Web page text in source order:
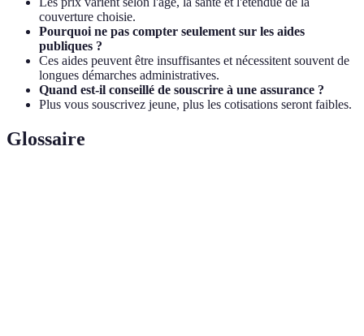
couverture choisie.
Pourquoi ne pas compter seulement sur les aides
publiques ?
Ces aides peuvent être insuffisantes et nécessitent souvent de
longues démarches administratives.
Quand est-il conseillé de souscrire à une assurance ?
Plus vous souscrivez jeune, plus les cotisations seront faibles.
Glossaire